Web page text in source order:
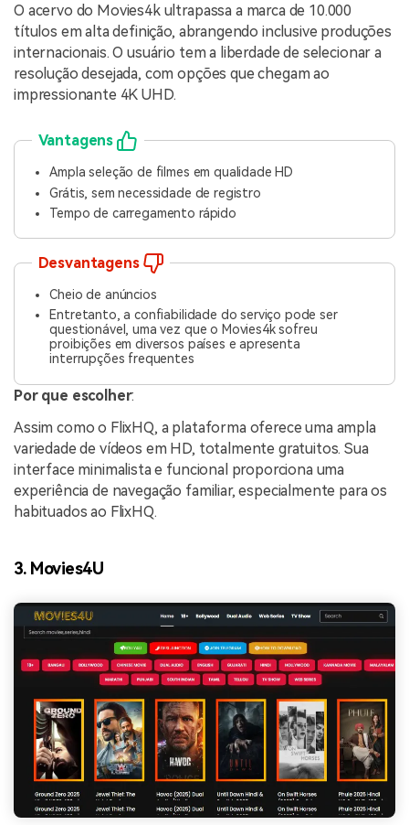
O acervo do Movies4k ultrapassa a marca de 10.000
títulos em alta definição, abrangendo inclusive produções
internacionais. O usuário tem a liberdade de selecionar a
resolução desejada, com opções que chegam ao
impressionante 4K UHD.
Vantagens
Ampla seleção de filmes em qualidade HD
Grátis, sem necessidade de registro
Tempo de carregamento rápido
Desvantagens
Cheio de anúncios
Entretanto, a confiabilidade do serviço pode ser
questionável, uma vez que o Movies4k sofreu
proibições em diversos países e apresenta
interrupções frequentes
Por que escolher:
Assim como o FlixHQ, a plataforma oferece uma ampla
variedade de vídeos em HD, totalmente gratuitos. Sua
interface minimalista e funcional proporciona uma
experiência de navegação familiar, especialmente para os
habituados ao FlixHQ.
3. Movies4U